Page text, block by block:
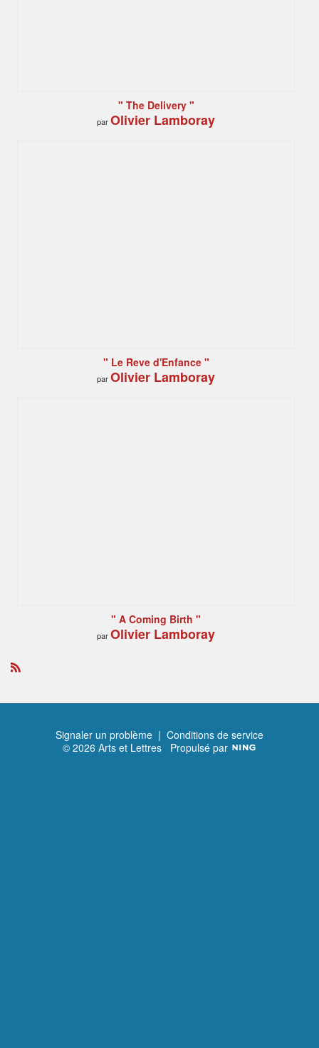
" The Delivery "
parOlivier Lamboray
" Le Reve d'Enfance "
parOlivier Lamboray
" A Coming Birth "
parOlivier Lamboray
Signaler un problème | Conditions de service
© 2026 Arts et Lettres Propulsé par